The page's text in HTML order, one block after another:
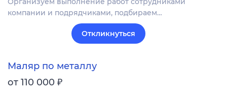
компании и подрядчиками, подбираем…
Откликнуться
Маляр по металлу
от 110 000 ₽